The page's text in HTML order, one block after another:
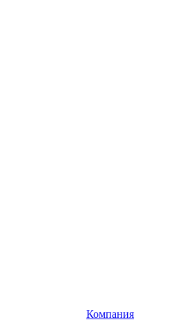
Компания